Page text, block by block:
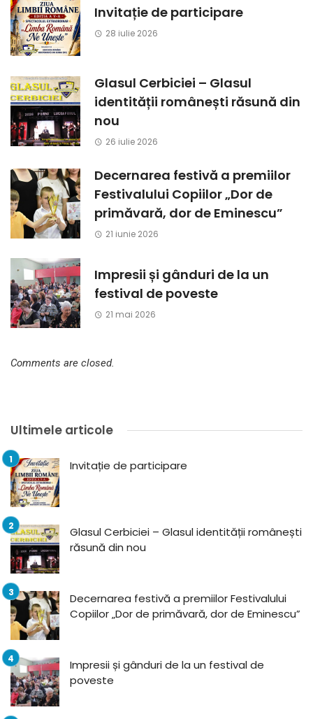
Invitație de participare
28 iulie 2026
Glasul Cerbiciei – Glasul
identității românești răsună din
nou
26 iulie 2026
Decernarea festivă a premiilor
Festivalului Copiilor „Dor de
primăvară, dor de Eminescu”
21 iunie 2026
Impresii și gânduri de la un
festival de poveste
21 mai 2026
Comments are closed.
Ultimele articole
Invitație de participare
Glasul Cerbiciei – Glasul identității românești
răsună din nou
Decernarea festivă a premiilor Festivalului
Copiilor „Dor de primăvară, dor de Eminescu”
Impresii și gânduri de la un festival de
poveste